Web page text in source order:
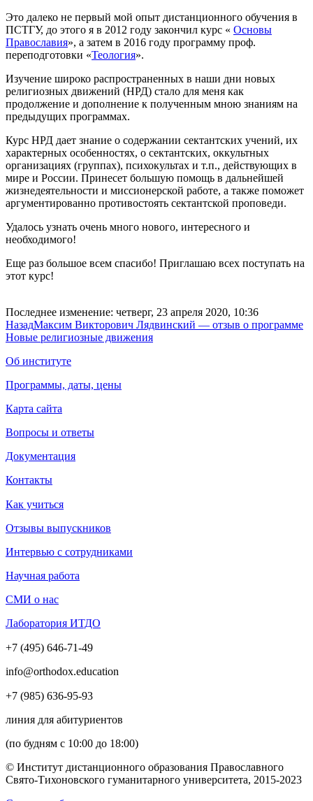
Это далеко не первый мой опыт дистанционного обучения в
ПСТГУ, до этого я в 2012 году закончил курс « Основы
Православия», а затем в 2016 году программу проф.
переподготовки «Теология».
Изучение широко распространенных в наши дни новых
религиозных движений (НРД) стало для меня как
продолжение и дополнение к полученным мною знаниям на
предыдущих программах.
Курс НРД дает знание о содержании сектантских учений, их
характерных особенностях, о сектантских, оккультных
организациях (группах), психокультах и т.п., действующих в
мире и России. Принесет большую помощь в дальнейшей
жизнедеятельности и миссионерской работе, а также поможет
аргументированно противостоять сектантской проповеди.
Удалось узнать очень много нового, интересного и
необходимого!
Еще раз большое всем спасибо! Приглашаю всех поступать на
этот курс!
Последнее изменение: четверг, 23 апреля 2020, 10:36
НазадМаксим Викторович Лядвинский — отзыв о программе
Новые религиозные движения
Об институте
Программы, даты, цены
Карта сайта
Вопросы и ответы
Документация
Контакты
Как учиться
Отзывы выпускников
Интервью с сотрудниками
Научная работа
СМИ о нас
Лаборатория ИТДО
+7 (495) 646-71-49
info@orthodox.education
+7 (985) 636-95-93
линия для абитуриентов
(по будням с 10:00 до 18:00)
© Институт дистанционного образования Православного
Свято-Тихоновского гуманитарного университета, 2015-2023